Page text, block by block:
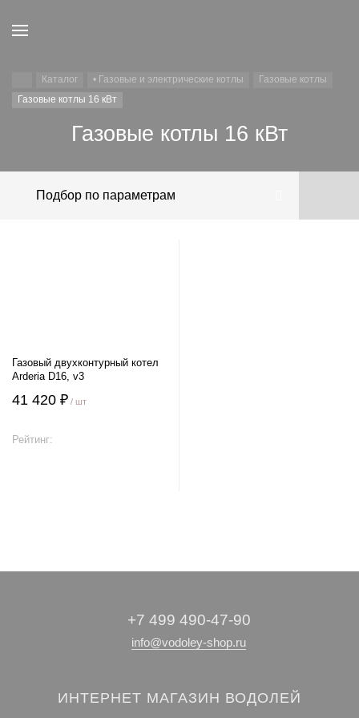
Каталог • Газовые и электрические котлы
Газовые котлы
Газовые котлы 16 кВт
Газовые котлы 16 кВт
Подбор по параметрам
Газовый двухконтурный котел
Arderia D16, v3
41 420 ₽ / шт
Рейтинг:
+7 499 490-47-90
info@vodoley-shop.ru
ИНТЕРНЕТ МАГАЗИН ВОДОЛЕЙ